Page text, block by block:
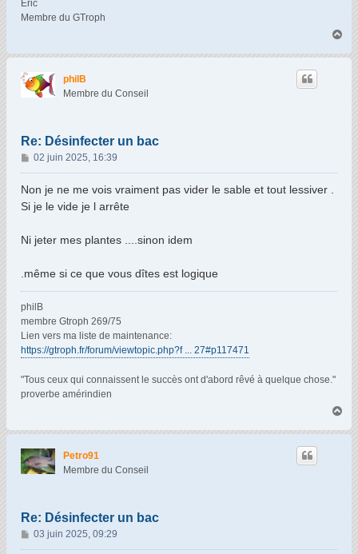
Eric
Membre du GTroph
u
philB
Membre du Conseil
Re: Désinfecter un bac
M
e
s
s
a
e
02 juin 2025, 16:39
Non je ne me vois vraiment pas vider le sable et tout lessiver .
Si je le vide je l arrête
Ni jeter mes plantes ....sinon idem
.même si ce que vous dîtes est logique
philB
membre Gtroph 269/75
Lien vers ma liste de maintenance:
https://gtroph.fr/forum/viewtopic.php?f ... 27#p117471
"Tous ceux qui connaissent le succès ont d'abord rêvé à quelque chose."
proverbe amérindien
u
Petro91
Membre du Conseil
Re: Désinfecter un bac
M
e
03 juin 2025, 09:29